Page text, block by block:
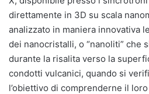
direttamente in 3D su scala
analizzato in maniera innovativa
dei nanocristalli, o “nanoliti” che
durante la risalita verso la
condotti vulcanici, quando si
l’obiettivo di comprenderne il